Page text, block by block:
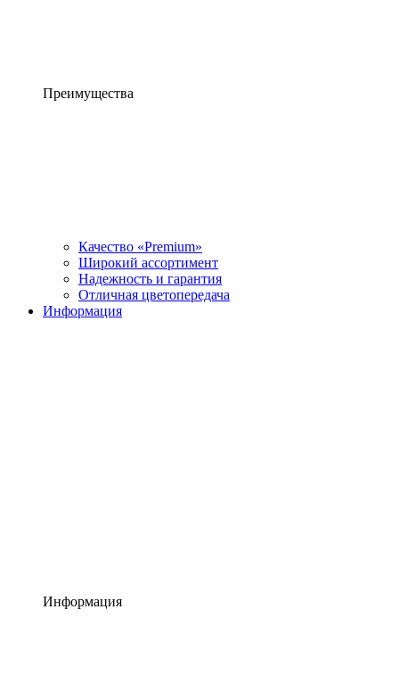
Преимущества
Качество «Premium»
Широкий ассортимент
Надежность и гарантия
Отличная цветопередача
Информация
Информация